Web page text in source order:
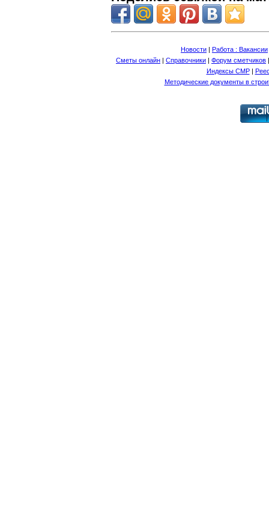
Новости | Работа : Вакансии
Сметы онлайн | Справочники | Форум сметчиков
Индексы СМР|
Методические документы в